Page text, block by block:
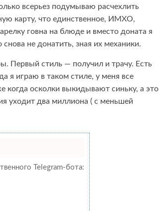
всерьез подумываю расчехлить
карту, что единственное, ИМХО,
говна на блюде и вместо доната я
не донатить, зная их механики.
Первый стиль — получил и трачу. Есть
я играю в таком стиле, у меня все
когда осколки выкидывают синьку, а это
уходит два миллиона ( с меньшей
Telegram-бота: